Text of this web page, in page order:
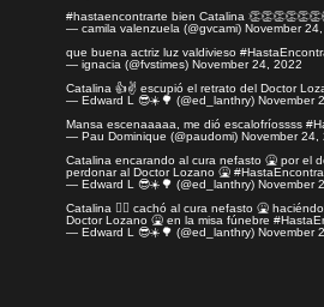
#hastaencontrarte bien Catalina
— camila valenzuela (@gvcami) November
que buena actriz luz valdivieso
— ignacia (@fvstimes) November 24, 2022
Catalina 👍✌️ escupió el retrato del Doctor
— Edward L 😎☀️🌳 (@ed_lanthry) November
Mansa escenaaaaa, me dió escalofríossss
— Pau Dominique (@paudomi) November 24,
Catalina encarando al cura nefasto 🤮 por el
perdonar al Doctor Lozano 🤮
— Edward L 😎☀️🌳 (@ed_lanthry) November
Catalina 🤦‍♀️ cachó al cura nefasto 🤮
Doctor Lozano 🤮 en la misa fúnebre
— Edward L 😎☀️🌳 (@ed_lanthry) November